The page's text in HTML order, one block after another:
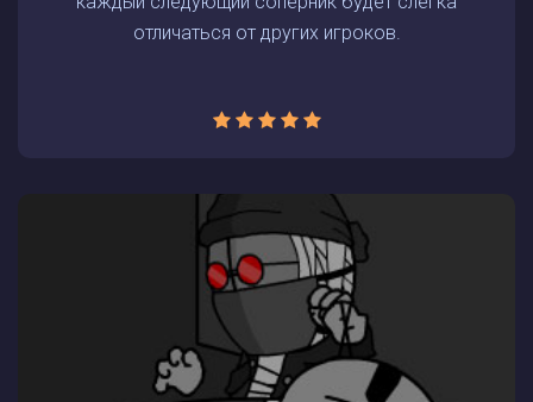
отличаться от других игроков.